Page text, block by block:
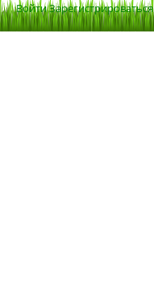
ВойтиЗарегистрироваться